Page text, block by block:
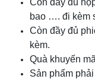
Còn đầy đủ
bao …. đi kèm
Còn đầy đủ
kèm.
Quà khuyến
Sản phẩm